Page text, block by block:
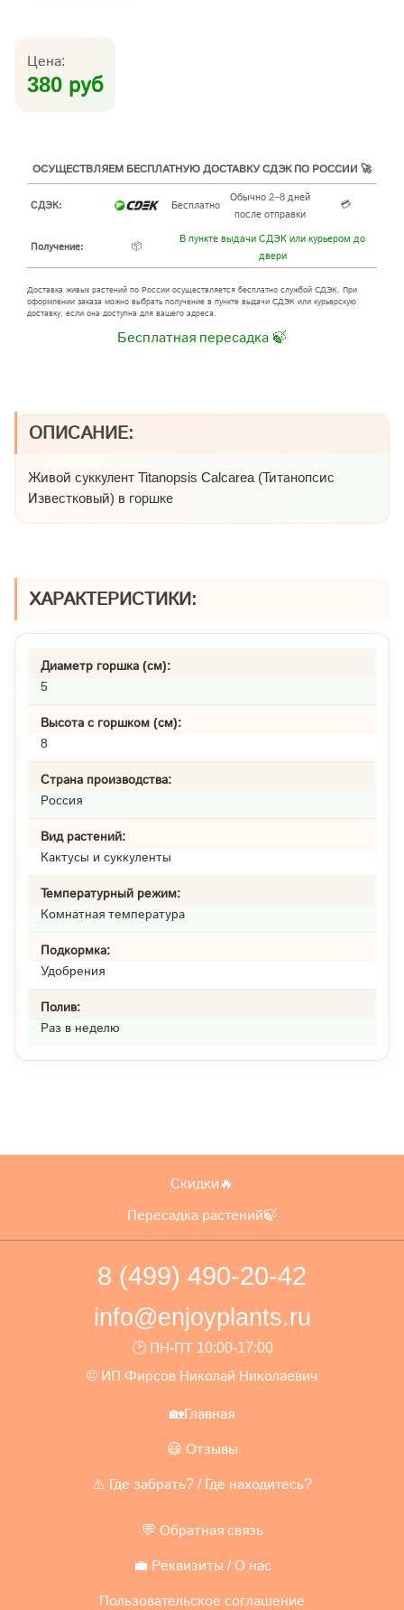
Цена:
380 руб
ОСУЩЕСТВЛЯЕМ БЕСПЛАТНУЮ ДОСТАВКУ СДЭК ПО РОССИИ 🚀
СДЭК: Бесплатно
Обычно 2–8 дней
после отправки
💳
Получение: 📦
В пункте выдачи СДЭК или курьером до
двери
Доставка живых растений по России осуществляется бесплатно службой СДЭК. При
оформлении заказа можно выбрать получение в пункте выдачи СДЭК или курьерскую
доставку, если она доступна для вашего адреса.
Бесплатная пересадка 🍃
ОПИСАНИЕ:
Живой суккулент Titanopsis Calcarea (Титанопсис
Известковый) в горшке
ХАРАКТЕРИСТИКИ:
Диаметр горшка (см):
5
Высота с горшком (см):
8
Страна производства:
Россия
Вид растений:
Кактусы и суккуленты
Температурный режим:
Комнатная температура
Подкормка:
Удобрения
Полив:
Раз в неделю
Скидки🔥
Пересадка растений🍃
8 (499) 490-20-42
info@enjoyplants.ru
🕑 ПН-ПТ 10:00-17:00
© ИП Фирсов Николай Николаевич
🏡Главная
😃 Отзывы
⚠️ Где забрать? / Где находитесь?
💬 Обратная связь
💼 Реквизиты / О нас
Пользовательское соглашение